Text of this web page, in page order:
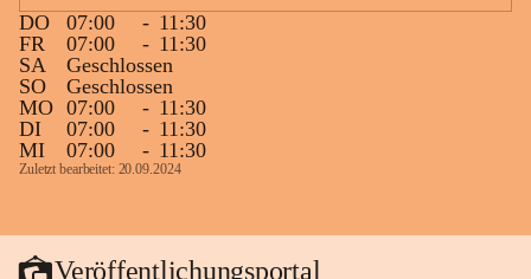
DO
07:00 - 11:30
FR
07:00 - 11:30
SA
Geschlossen
SO
Geschlossen
MO 07:00 - 11:30
DI
07:00 - 11:30
MI
07:00 - 11:30
Zuletzt bearbeitet: 20.09.2024
Veröffentlichungsportal